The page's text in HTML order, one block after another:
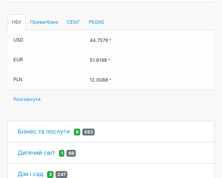
НБУ Приватбанк CENT PEGAS
USD 44.7579
EUR 51.6148
PLN 12.0088
Розгорнути
Бізнес та послуги 9 583
Дитячий світ 1 86
Дім і сад 3 247